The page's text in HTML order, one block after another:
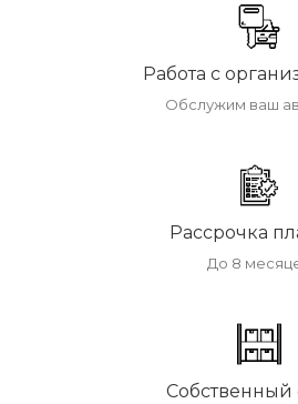
Работа с
Обслужим ваш
Рассрочка
До 8
Собственный